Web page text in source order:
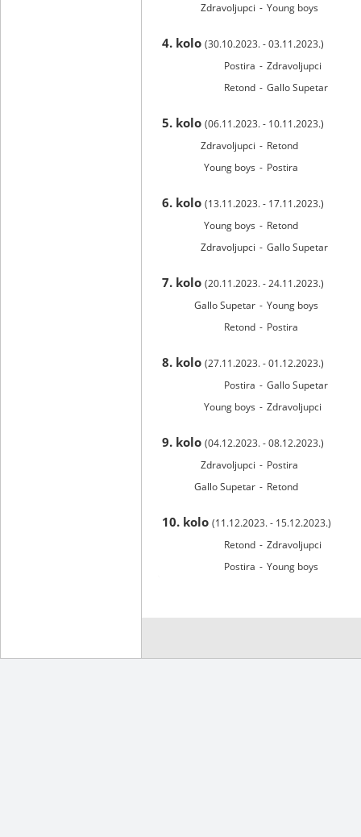
Zdravoljupci - Young boys
4. kolo (30.10.2023. - 03.11.2023.)
Postira - Zdravoljupci
Retond - Gallo Supetar
5. kolo (06.11.2023. - 10.11.2023.)
Zdravoljupci - Retond
Young boys - Postira
6. kolo (13.11.2023. - 17.11.2023.)
Young boys - Retond
Zdravoljupci - Gallo Supetar
7. kolo (20.11.2023. - 24.11.2023.)
Gallo Supetar - Young boys
Retond - Postira
8. kolo (27.11.2023. - 01.12.2023.)
Postira - Gallo Supetar
Young boys - Zdravoljupci
9. kolo (04.12.2023. - 08.12.2023.)
Zdravoljupci - Postira
Gallo Supetar - Retond
10. kolo (11.12.2023. - 15.12.2023.)
Retond - Zdravoljupci
Postira - Young boys